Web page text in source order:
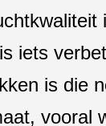
iets
is die
vooral